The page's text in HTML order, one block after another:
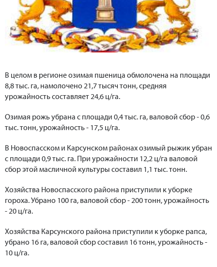
В целом в регионе озимая пшеница обмолочена на площади
8,8 тыс. га, намолочено 21,7 тысяч тонн, средняя
урожайность составляет 24,6 ц/га.
Озимая рожь убрана с площади 0,4 тыс. га, валовой сбор - 0,6
тыс. тонн, урожайность - 17,5 ц/га.
В Новоспасском и Карсунском районах озимый рыжик убран
с площади 0,9 тыс. га. При урожайности 12,2 ц/га валовой
сбор этой масличной культуры составил 1,1 тыс. тонн.
Хозяйства Новоспасского района приступили к уборке
гороха. Убрано 100 га, валовой сбор - 200 тонн, урожайность
- 20 ц/га.
Хозяйства Карсунского района приступили к уборке рапса,
убрано 16 га, валовой сбор составил 16 тонн, урожайность -
10 ц/га.